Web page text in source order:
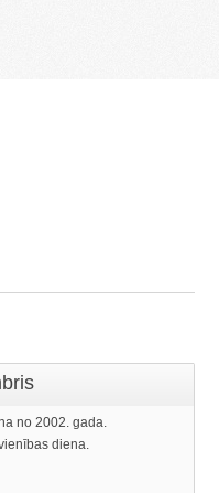
no 2002. gada.
diena.